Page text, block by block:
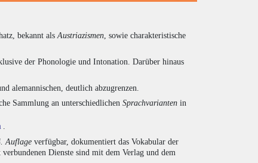
bekannt als Austriazismen , sowie charakteristische
der Phonologie und Intonation. Darüber hinaus
alemannischen, deutlich abzugrenzen.
Sammlung an unterschiedlichen Sprachvarianten in
Auflage verfügbar, dokumentiert das Vokabular der
Dienste sind mit dem Verlag und dem